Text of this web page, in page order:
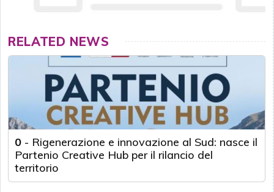
RELATED NEWS
0 - Rigenerazione e innovazione al Sud: nasce il
Partenio Creative Hub per il rilancio del
territorio